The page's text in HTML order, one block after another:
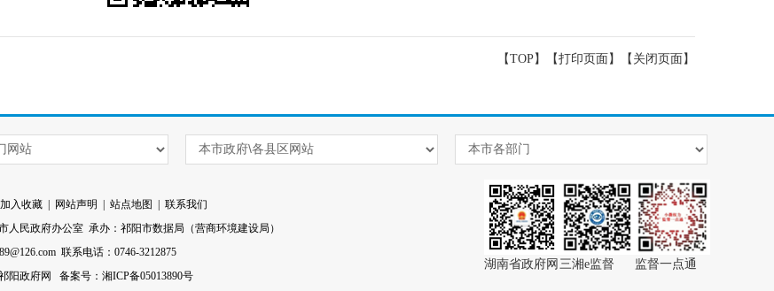
【TOP】 【打印页面 】【 关闭页面 】
加入收藏 网站声明 站点地图
联系我们
人民政府办公室 承办：祁阳市数据局（营商环境建设局）
联系电话：0746-3212875
阳政府网 备案号：湘ICP备05013890号
监督一点通
三湘e监督
湖南省政府网